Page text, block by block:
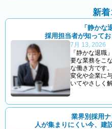
新着
「静かな
採用担当者が知って
7月 13, 2026
「静かな退職
要な業務をこ
な働き方です
変化や企業に
いてやさしく
業界別採用ナ
人が集まりにくい今、建